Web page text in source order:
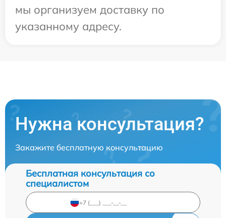
мы организуем доставку по
указанному адресу.
Нужна консультация?
Закажите бесплатную консультацию
Бесплатная консультация со
специалистом